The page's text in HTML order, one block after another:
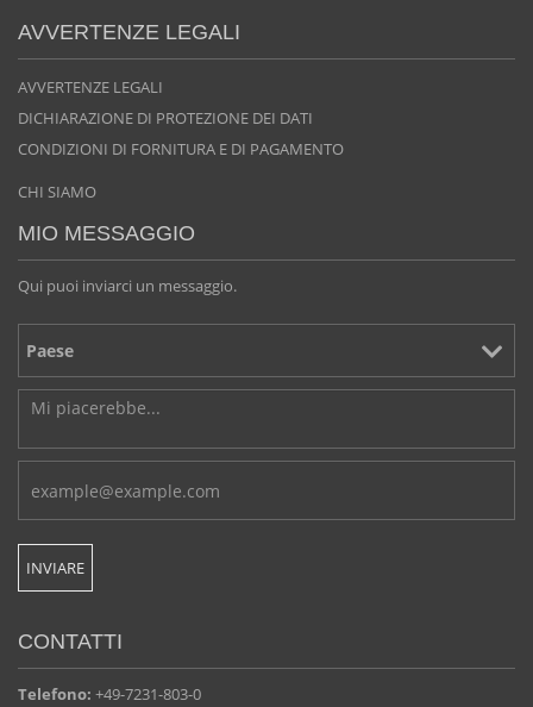
AVVERTENZE LEGALI
AVVERTENZE LEGALI
DICHIARAZIONE DI PROTEZIONE DEI DATI
CONDIZIONI DI FORNITURA E DI PAGAMENTO
CHI SIAMO
MIO MESSAGGIO
Qui puoi inviarci un messaggio.
CONTATTI
Telefono: +49-7231-803-0